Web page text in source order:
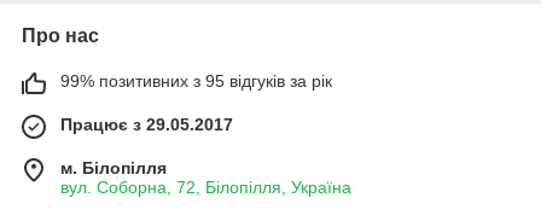
Про нас
99% позитивних з 95 відгуків за рік
Працює з 29.05.2017
м. Білопілля
вул. Соборна, 72, Білопілля, Україна